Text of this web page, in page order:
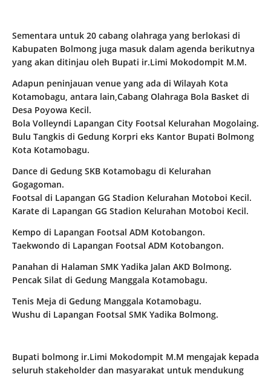
Sementara untuk 20 cabang olahraga yang berlokasi di
Kabupaten Bolmong juga masuk dalam agenda berikutnya
yang akan ditinjau oleh Bupati ir.Limi Mokodompit M.M.
Adapun peninjauan venue yang ada di Wilayah Kota
Kotamobagu, antara lain,Cabang Olahraga Bola Basket di
Desa Poyowa Kecil.
Bola Volleyndi Lapangan City Footsal Kelurahan Mogolaing.
Bulu Tangkis di Gedung Korpri eks Kantor Bupati Bolmong
Kota Kotamobagu.
Dance di Gedung SKB Kotamobagu di Kelurahan
Gogagoman.
Footsal di Lapangan GG Stadion Kelurahan Motoboi Kecil.
Karate di Lapangan GG Stadion Kelurahan Motoboi Kecil.
Kempo di Lapangan Footsal ADM Kotobangon.
Taekwondo di Lapangan Footsal ADM Kotobangon.
Panahan di Halaman SMK Yadika Jalan AKD Bolmong.
Pencak Silat di Gedung Manggala Kotamobagu.
Tenis Meja di Gedung Manggala Kotamobagu.
Wushu di Lapangan Footsal SMK Yadika Bolmong.
Bupati bolmong ir.Limi Mokodompit M.M mengajak kepada
seluruh stakeholder dan masyarakat untuk mendukung